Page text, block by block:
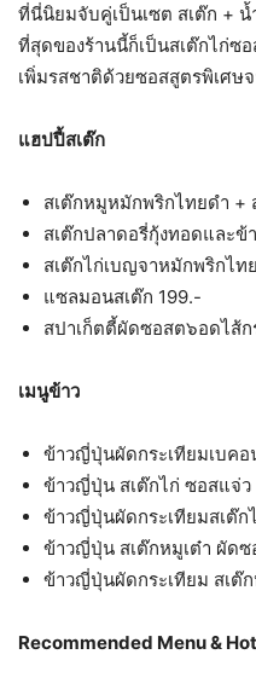
ที่นี่นิยมจับคู่เป็นเซต สเต๊ก +
ที่สุดของร้านนี้ก็เป็นสเต๊กไก่ซ
เพิ่มรสชาติด้วยซอสสูตรพิเศษ
แฮปปี้สเต๊ก
สเต๊กหมูหมักพริกไทยดำ +
สเต๊กปลาดอรี่กุ้งทอดและ
สเต๊กไก่เบญจาหมักพริกไท
แซลมอนสเต๊ก 199.-
สปาเก็ตตี้ผัดซอสต๖อดไส้
เมนูข้าว
ข้าวญี่ปุ่นผัดกระเทียมเบค
ข้าวญี่ปุ่น สเต๊กไก่ ซอสแจ่ว
ข้าวญี่ปุ่นผัดกระเทียมสเต๊ก
ข้าวญี่ปุ่น สเต๊กหมูเต๋า ผัดซ
ข้าวญี่ปุ่นผัดกระเทียม สเต๊
Recommended Menu &